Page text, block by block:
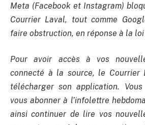
Meta (Facebook et Instagram)
Courrier Laval, tout comme
faire obstruction, en réponse à la loi
Pour avoir accès à vos
connecté à la source, le Courrier
télécharger son application.
vous abonner à l’infolettre
ainsi continuer de lire vos